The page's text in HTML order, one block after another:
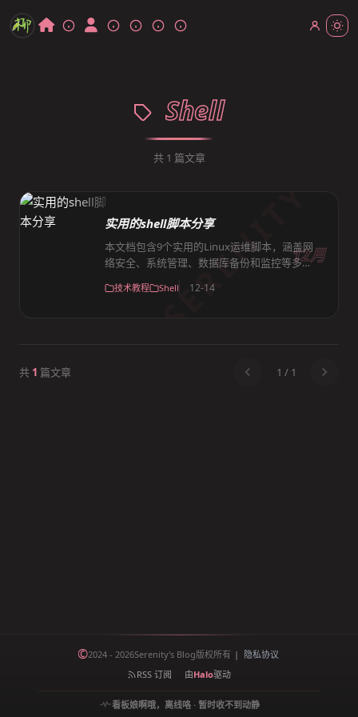
Shell
共 1 篇文章
实用的shell脚本分享
本文档包含9个实用的Linux运维脚本，涵盖网
络安全、系统管理、数据库备份和监控等多个
访问IP；MySQL备份脚本支持单库和多库多表
本批量检查100台服务器的磁盘使用率。这些
技术教程 Shell 12-14
12月
SERENITY
共 1 篇文章 1 / 1
©2024 - 2026Serenity's Blog版权所有 |
隐私协议
RSS 订阅
由Halo驱动
看板娘啊哦，离线咯 · 暂时收不到动静